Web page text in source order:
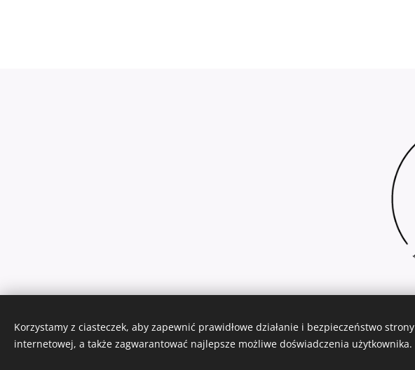
Ciasteczka
Korzystamy z ciasteczek, aby zapewnić prawidłowe działanie i bezpieczeństwo strony
internetowej, a także zagwarantować najlepsze możliwe doświadczenia użytkownika.